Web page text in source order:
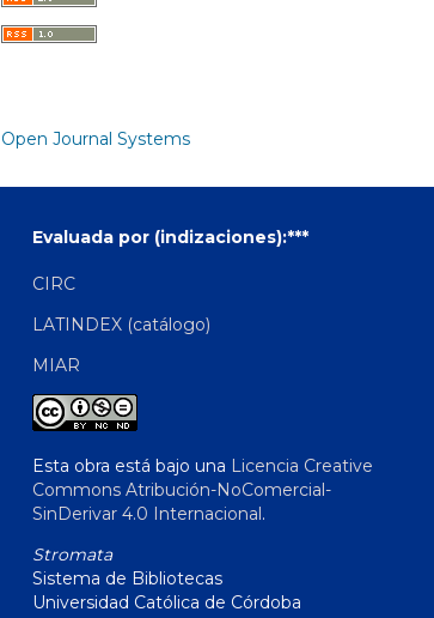
Open Journal Systems
Evaluada por (indizaciones):***
CIRC
LATINDEX (catálogo)
MIAR
Esta obra está bajo una Licencia Creative
Commons Atribución-NoComercial-
SinDerivar 4.0 Internacional.
Stromata
Sistema de Bibliotecas
Universidad Católica de Córdoba